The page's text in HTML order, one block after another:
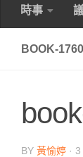
時事
BOOK-
BY 黃愉婷 ·